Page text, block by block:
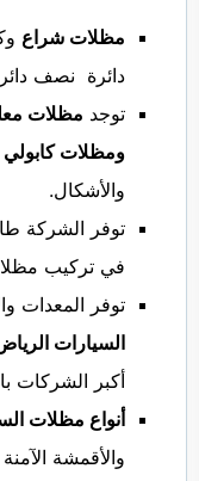
مظلات شراع
دائرة نصف
توجد مظلات
ومظلات كابولي
والأشكال.
توفر الشركة
في تركيب
توفر المعدات
السيارات
أكبر الشركات
أنواع مظلات
والأقمشة